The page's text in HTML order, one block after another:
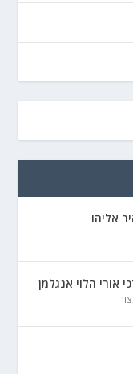
אליהו
הלוי אנגלמן